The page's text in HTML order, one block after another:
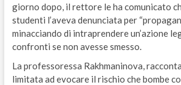
giorno dopo, il rettore le ha comunicato
studenti l’aveva denunciata per
minacciando di intraprendere un’azione
confronti se non avesse smesso.
La professoressa Rakhmaninova,
limitata ad evocare il rischio che bombe